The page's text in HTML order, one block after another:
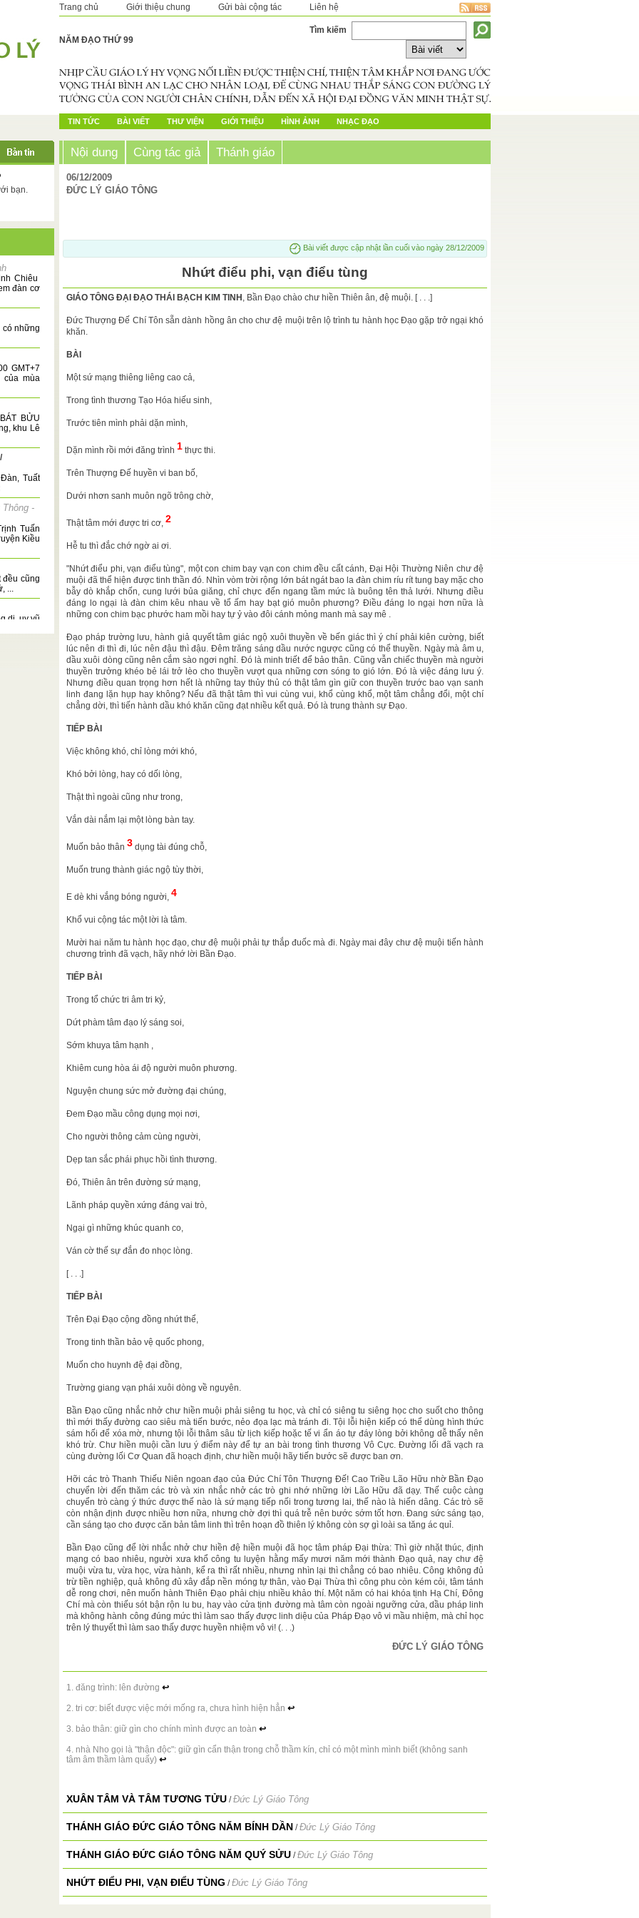
Trang chủ Giới thiệu chung Gửi bài cộng tác Liên hệ
NĂM ĐẠO THỨ 99
Tìm kiếm
TIN TỨC BÀI VIẾT THƯ VIỆN GIỚI THIỆU HÌNH ẢNH NHẠC ĐẠO
bạn.
Chiêu
đàn cơ
có những
GMT+7
của mùa
BỬU
khu Lê
/
Tuất
Thông -
Tuấn
Kiều
đều cũng
...
di, uy vũ
Nội dung Cùng tác giả Thánh giáo
06/12/2009
ĐỨC LÝ GIÁO TÔNG
Bài viết được cập nhật lần cuối vào ngày 28/12/2009
Nhứt điểu phi, vạn điểu tùng
GIÁO TÔNG ĐẠI ĐẠO THÁI BẠCH KIM TINH , Bần Đạo chào chư hiền Thiên ân, đệ muội. [ . . .]
Đức Thượng Đế Chí Tôn sẵn dành hồng ân cho chư đệ muội trên lộ trình tu hành học Đạo gặp trở ngại khó
khăn.
BÀI
Một sứ mạng thiêng liêng cao cả,
Trong tình thương Tạo Hóa hiếu sinh,
Trước tiên mình phải dặn mình,
Dặn mình rồi mới đăng trình 1 thực thi.
Trên Thượng Đế huyền vi ban bố,
Dưới nhơn sanh muôn ngõ trông chờ,
Thật tâm mới được tri cơ, 2
Hễ tu thì đắc chớ ngờ ai ơi.
"Nhứt điểu phi, vạn điểu tùng", một con chim bay vạn con chim đều cất cánh, Đại Hội Thường Niên chư đệ
muội đã thể hiện được tinh thần đó. Nhìn vòm trời rộng lớn bát ngát bao la đàn chim ríu rít tung bay mặc cho
bẫy dò khắp chốn, cung lưới bủa giăng, chỉ chực đến ngang tầm mức là buông tên thả lưới. Nhưng điều
đáng lo ngại là đàn chim kêu nhau về tổ ấm hay bạt gió muôn phương? Điều đáng lo ngại hơn nữa là
những con chim bạc phước ham mồi hay tự ỷ vào đôi cánh mỏng manh mà say mê .
Đạo pháp trường lưu, hành giả quyết tâm giác ngộ xuôi thuyền về bến giác thì ý chí phải kiên cường, biết
lúc nên đi thì đi, lúc nên đậu thì đậu. Đêm trăng sáng dầu nước ngược cũng có thể thuyền. Ngày mà âm u,
dầu xuôi dòng cũng nên cắm sào ngơi nghỉ. Đó là minh triết để bảo thân. Cũng vẫn chiếc thuyền mà người
thuyền trưởng khéo bẻ lái trở lèo cho thuyền vượt qua những cơn sóng to gió lớn. Đó là việc đáng lưu ý.
Nhưng điều quan trọng hơn hết là những tay thủy thủ có thật tâm gìn giữ con thuyền trước bao vạn sanh
linh đang lặn hụp hay không? Nếu đã thật tâm thì vui cùng vui, khổ cùng khổ, một tâm chẳng đổi, một chí
chẳng dời, thì tiến hành dầu khó khăn cũng đạt nhiều kết quả. Đó là trung thành sự Đạo.
TIẾP BÀI
Việc không khó, chỉ lòng mới khó,
Khó bởi lòng, hay có dối lòng,
Thật thì ngoài cũng như trong,
Vắn dài nắm lại một lòng bàn tay.
Muốn bảo thân 3 dụng tài đúng chỗ,
Muốn trung thành giác ngộ tùy thời,
E dè khi vắng bóng người, 4
Khổ vui cộng tác một lời là tâm.
Mười hai năm tu hành học đạo, chư đệ muội phải tự thắp đuốc mà đi. Ngày mai đây chư đệ muội tiến hành
chương trình đã vạch, hãy nhớ lời Bần Đạo.
TIẾP BÀI
Trong tổ chức tri âm tri kỷ,
Dứt phàm tâm đạo lý sáng soi,
Sớm khuya tâm hạnh ,
Khiêm cung hòa ái độ người muôn phương.
Nguyện chung sức mở đường đại chúng,
Đem Đạo mầu công dụng mọi nơi,
Cho người thông cảm cùng người,
Dẹp tan sắc phái phục hồi tình thương.
Đó, Thiên ân trên đường sứ mạng,
Lãnh pháp quyền xứng đáng vai trò,
Ngại gì những khúc quanh co,
Ván cờ thế sự đắn đo nhọc lòng.
[ . . .]
TIẾP BÀI
Trên Đại Đạo cộng đồng nhứt thể,
Trong tinh thần bảo vệ quốc phong,
Muốn cho huynh đệ đại đồng,
Trường giang vạn phái xuôi dòng về nguyên.
Bần Đạo cũng nhắc nhở chư hiền muội phải siêng tu học, và chỉ có siêng tu siêng học cho suốt cho thông
thì mới thấy đường cao siêu mà tiến bước, nẻo đọa lạc mà tránh đi. Tội lỗi hiện kiếp có thể dùng hình thức
sám hối để xóa mờ, nhưng tội lỗi thâm sâu từ lịch kiếp hoặc tế vi ẩn áo tự đáy lòng bởi không dễ thấy nên
khó trừ. Chư hiền muội cần lưu ý điểm này để tự an bài trong tình thương Vô Cực. Đường lối đã vạch ra
cùng đường lối Cơ Quan đã hoạch định, chư hiền muội hãy tiến bước sẽ được ban ơn.
Hỡi các trò Thanh Thiếu Niên ngoan đạo của Đức Chí Tôn Thượng Đế! Cao Triều Lão Hữu nhờ Bần Đạo
chuyển lời đến thăm các trò và xin nhắc nhở các trò ghi nhớ những lời Lão Hữu đã dạy. Thế cuộc càng
chuyển trò càng ý thức được thế nào là sứ mạng tiếp nối trong tương lai, thế nào là hiến dâng. Các trò sẽ
còn nhận định được nhiều hơn nữa, nhưng chờ đợi thì quá trễ nên bước sớm tốt hơn. Đang sức sáng tạo,
cần sáng tạo cho được căn bản tâm linh thì trên hoạn đồ thiên lý không còn sợ gì loài sa tăng ác quỉ.
Bần Đạo cũng để lời nhắc nhở chư hiền đệ hiền muội đã học tâm pháp Đại thừa: Thì giờ nhặt thúc, định
mạng có bao nhiêu, người xưa khổ công tu luyện hằng mấy mươi năm mới thành Đạo quả, nay chư đệ
muội vừa tu, vừa học, vừa hành, kể ra thì rất nhiều, nhưng nhìn lại thì chẳng có bao nhiêu. Công không đủ
trừ tiền nghiệp, quả không đủ xây đắp nền móng tự thân, vào Đại Thừa thì công phu còn kém cỏi, tâm tánh
dễ rong chơi, nên muốn hành Thiên Đạo phải chịu nhiều khảo thí. Một năm có hai khóa tịnh Hạ Chí, Đông
Chí mà còn thiếu sót bận rộn lu bu, hay vào cửa tịnh đường mà tâm còn ngoài ngưỡng cửa, dầu pháp linh
mà không hành công đúng mức thì làm sao thấy được linh diệu của Pháp Đạo vô vi mầu nhiệm, mà chỉ học
trên lý thuyết thì làm sao thấy được huyền nhiệm vô vi! (. . .)
ĐỨC LÝ GIÁO TÔNG
1. đăng trình: lên đường ↩
2. tri cơ: biết được việc mới mống ra, chưa hình hiện hẳn ↩
3. bảo thân: giữ gìn cho chính mình được an toàn ↩
4. nhà Nho gọi là "thận độc": giữ gìn cẩn thận trong chỗ thầm kín, chỉ có một mình mình biết (không sanh
tâm âm thầm làm quấy) ↩
XUÂN TÂM VÀ TÂM TƯƠNG TỬU /Đức Lý Giáo Tông
THÁNH GIÁO ĐỨC GIÁO TÔNG NĂM BÍNH DẦN /Đức Lý Giáo Tông
THÁNH GIÁO ĐỨC GIÁO TÔNG NĂM QUÝ SỬU /Đức Lý Giáo Tông
NHỨT ĐIỂU PHI, VẠN ĐIỂU TÙNG /Đức Lý Giáo Tông